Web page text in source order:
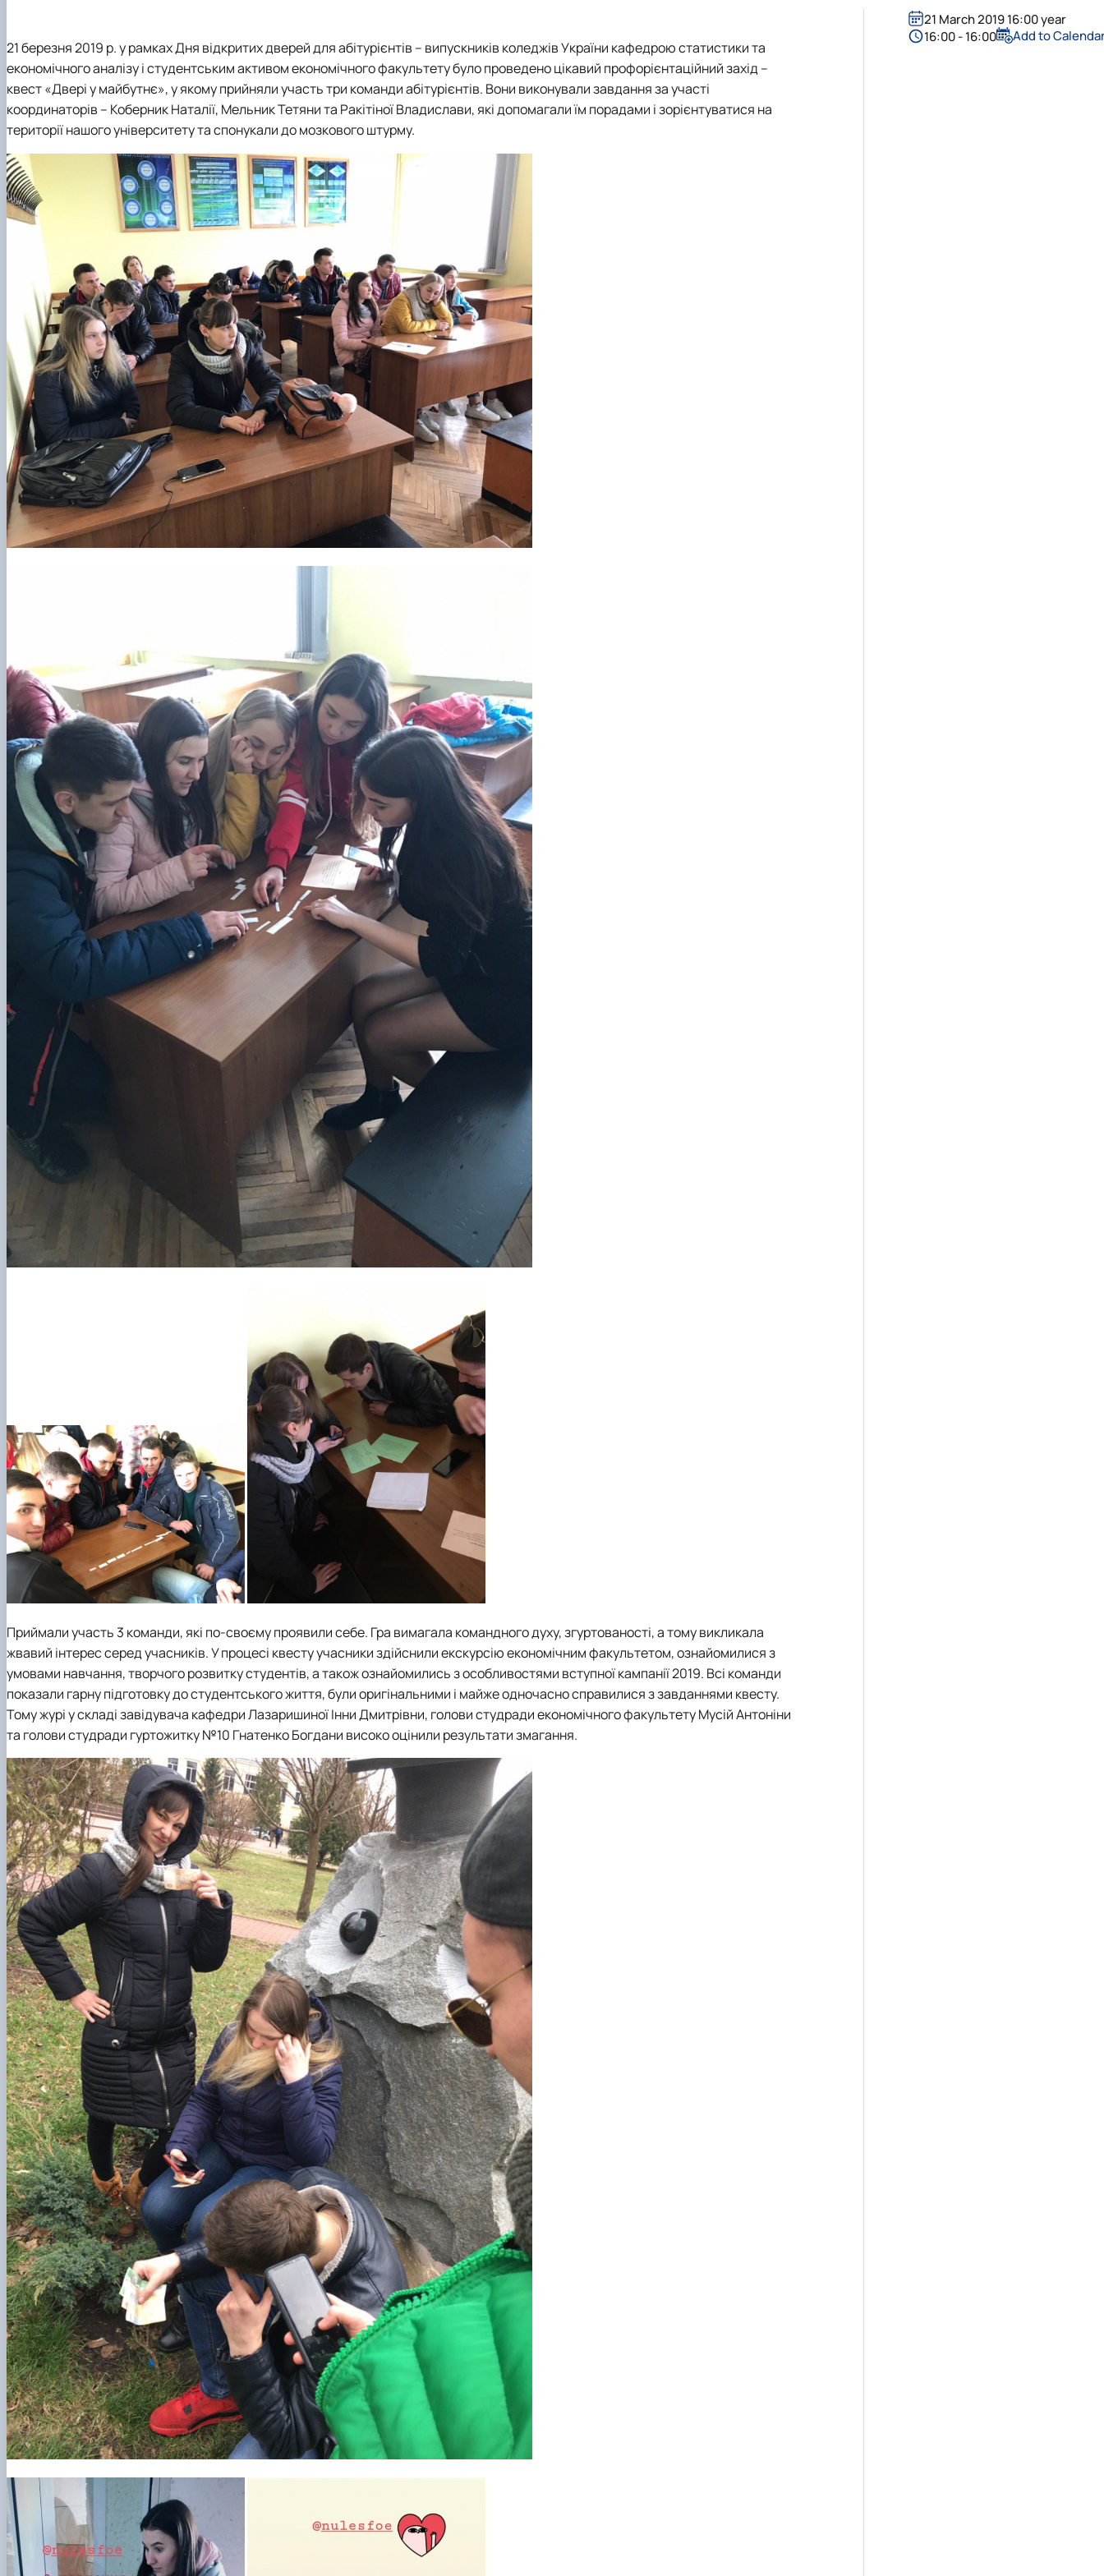
Звіти та результати діяльності
21 березня 2019 р. у рамках Дня відкритих дверей для абітурієнтів – випускників коледжів України кафедрою статистики та
економічного аналізу і студентським активом економічного факультету було проведено цікавий профорієнтаційний захід –
квест «Двері у майбутнє», у якому прийняли участь три команди абітурієнтів. Вони виконували завдання за участі
координаторів – Коберник Наталії, Мельник Тетяни та Ракітіної Владислави, які допомагали їм порадами і зорієнтуватися на
території нашого університету та спонукали до мозкового штурму.
Приймали участь 3 команди, які по-своєму проявили себе. Гра вимагала командного духу, згуртованості, а тому викликала
жвавий інтерес серед учасників. У процесі квесту учасники здійснили екскурсію економічним факультетом, ознайомилися з
умовами навчання, творчого розвитку студентів, а також ознайомились з особливостями вступної кампанії 2019. Всі команди
показали гарну підготовку до студентського життя, були оригінальними і майже одночасно справилися з завданнями квесту.
Тому журі у складі завідувача кафедри Лазаришиної Інни Дмитрівни, голови студради економічного факультету Мусій Антоніни
та голови студради гуртожитку №10 Гнатенко Богдани високо оцінили результати змагання.
21 March 2019 16:00 year
16:00 - 16:00
Add to